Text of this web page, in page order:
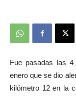
Fue pasadas las
enero que se dio
kilómetro 12 en la